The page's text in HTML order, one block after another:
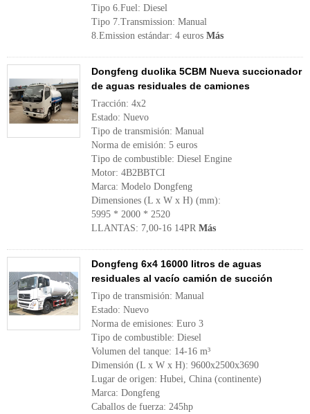
Tipo 6.Fuel: Diesel
Tipo 7.Transmission: Manual
8.Emission estándar: 4 euros Más
Dongfeng duolika 5CBM Nueva succionador
de aguas residuales de camiones
Tracción: 4x2
Estado: Nuevo
Tipo de transmisión: Manual
Norma de emisión: 5 euros
Tipo de combustible: Diesel Engine
Motor: 4B2BBTCI
Marca: Modelo Dongfeng
Dimensiones (L x W x H) (mm):
5995 * 2000 * 2520
LLANTAS: 7,00-16 14PR Más
Dongfeng 6x4 16000 litros de aguas
residuales al vacío camión de succión
Tipo de transmisión: Manual
Estado: Nuevo
Norma de emisiones: Euro 3
Tipo de combustible: Diesel
Volumen del tanque: 14-16 m³
Dimensión (L x W x H): 9600x2500x3690
Lugar de origen: Hubei, China (continente)
Marca: Dongfeng
Caballos de fuerza: 245hp